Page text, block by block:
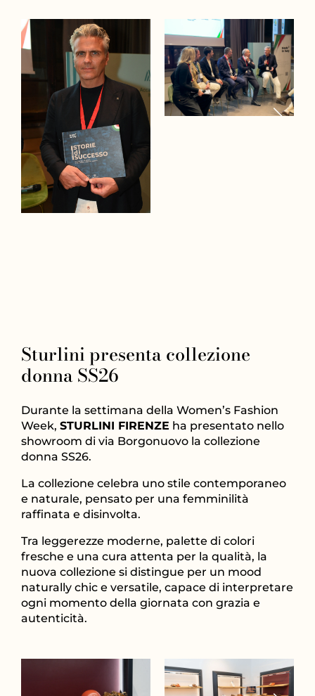
Sturlini presenta collezione
donna SS26
Durante la settimana della Women’s Fashion
Week, STURLINI FIRENZE ha presentato nello
showroom di via Borgonuovo la collezione
donna SS26.
La collezione celebra uno stile contemporaneo
e naturale, pensato per una femminilità
raffinata e disinvolta.
Tra leggerezze moderne, palette di colori
fresche e una cura attenta per la qualità, la
nuova collezione si distingue per un mood
naturally chic e versatile, capace di interpretare
ogni momento della giornata con grazia e
autenticità.